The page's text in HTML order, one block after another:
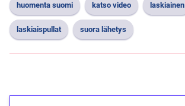
huomenta suomi katso video laskiainen
laskiaispullat suora lähetys